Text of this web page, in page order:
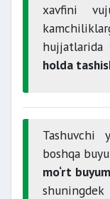
xavfini
hujjatlarida
holda
Tashuvchi
boshqa
mo‘rt